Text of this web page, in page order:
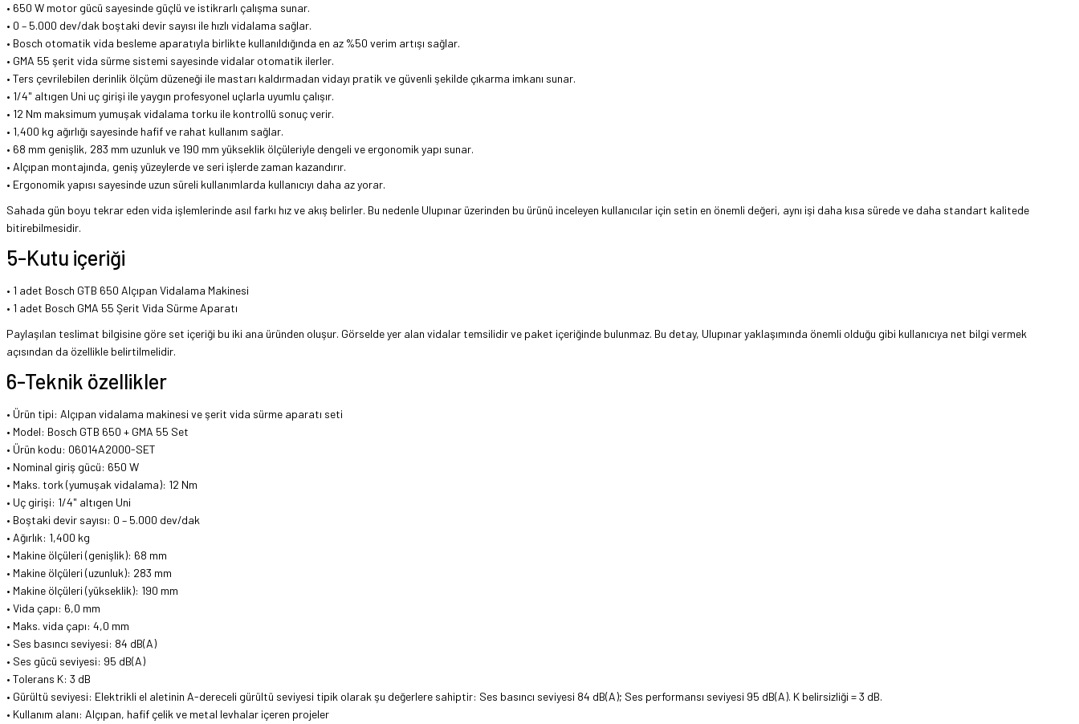
• 650 W motor gücü sayesinde güçlü ve istikrarlı çalışma sunar.
• 0 – 5.000 dev/dak boştaki devir sayısı ile hızlı vidalama sağlar.
• Bosch otomatik vida besleme aparatıyla birlikte kullanıldığında en az %50 verim artışı sağlar.
• GMA 55 şerit vida sürme sistemi sayesinde vidalar otomatik ilerler.
• Ters çevrilebilen derinlik ölçüm düzeneği ile mastarı kaldırmadan vidayı pratik ve güvenli şekilde çıkarma imkanı sunar.
• 1/4" altıgen Uni uç girişi ile yaygın profesyonel uçlarla uyumlu çalışır.
• 12 Nm maksimum yumuşak vidalama torku ile kontrollü sonuç verir.
• 1,400 kg ağırlığı sayesinde hafif ve rahat kullanım sağlar.
• 68 mm genişlik, 283 mm uzunluk ve 190 mm yükseklik ölçüleriyle dengeli ve ergonomik yapı sunar.
• Alçıpan montajında, geniş yüzeylerde ve seri işlerde zaman kazandırır.
• Ergonomik yapısı sayesinde uzun süreli kullanımlarda kullanıcıyı daha az yorar.
Sahada gün boyu tekrar eden vida işlemlerinde asıl farkı hız ve akış belirler. Bu nedenle Ulupınar üzerinden bu ürünü inceleyen kullanıcılar için setin en önemli değeri, aynı işi daha kısa sürede ve daha standart kalitede
bitirebilmesidir.
5-Kutu içeriği
• 1 adet Bosch GTB 650 Alçıpan Vidalama Makinesi
• 1 adet Bosch GMA 55 Şerit Vida Sürme Aparatı
Paylaşılan teslimat bilgisine göre set içeriği bu iki ana üründen oluşur. Görselde yer alan vidalar temsilidir ve paket içeriğinde bulunmaz. Bu detay, Ulupınar yaklaşımında önemli olduğu gibi kullanıcıya net bilgi vermek
açısından da özellikle belirtilmelidir.
6-Teknik özellikler
• Ürün tipi: Alçıpan vidalama makinesi ve şerit vida sürme aparatı seti
• Model: Bosch GTB 650 + GMA 55 Set
• Ürün kodu: 06014A2000-SET
• Nominal giriş gücü: 650 W
• Maks. tork (yumuşak vidalama): 12 Nm
• Uç girişi: 1/4" altıgen Uni
• Boştaki devir sayısı: 0 – 5.000 dev/dak
• Ağırlık: 1,400 kg
• Makine ölçüleri (genişlik): 68 mm
• Makine ölçüleri (uzunluk): 283 mm
• Makine ölçüleri (yükseklik): 190 mm
• Vida çapı: 6,0 mm
• Maks. vida çapı: 4,0 mm
• Ses basıncı seviyesi: 84 dB(A)
• Ses gücü seviyesi: 95 dB(A)
• Tolerans K: 3 dB
• Gürültü seviyesi: Elektrikli el aletinin A-dereceli gürültü seviyesi tipik olarak şu değerlere sahiptir: Ses basıncı seviyesi 84 dB(A); Ses performansı seviyesi 95 dB(A). K belirsizliği = 3 dB.
• Kullanım alanı: Alçıpan, hafif çelik ve metal levhalar içeren projeler